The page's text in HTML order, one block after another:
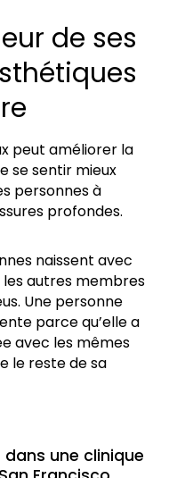
de ses
peut améliorer la
se sentir mieux
personnes à
profondes.
naissent avec
les autres membres
Une personne
parce qu’elle a
avec les mêmes
le reste de sa
une clinique